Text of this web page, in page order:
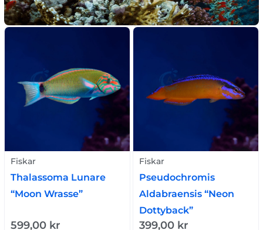
Thalassoma Lunare
“Moon Wrasse”
599,00 kr
Fiskar
Pseudochromis
Aldabraensis “Neon
Dottyback”
399,00 kr
Fiskar